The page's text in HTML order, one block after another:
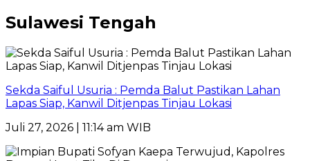
Sulawesi Tengah
Sekda Saiful Usuria : Pemda Balut Pastikan Lahan
Lapas Siap, Kanwil Ditjenpas Tinjau Lokasi
Juli 27, 2026 | 11:14 am WIB